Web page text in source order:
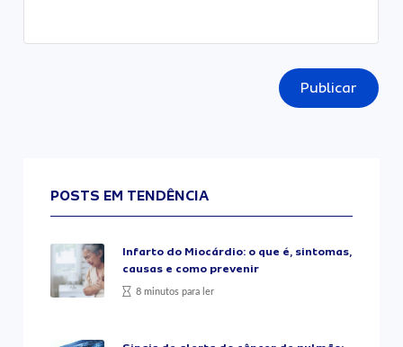
Publicar
POSTS EM TENDÊNCIA
Infarto do Miocárdio: o que é, sintomas,
causas e como prevenir
8 minutos para ler